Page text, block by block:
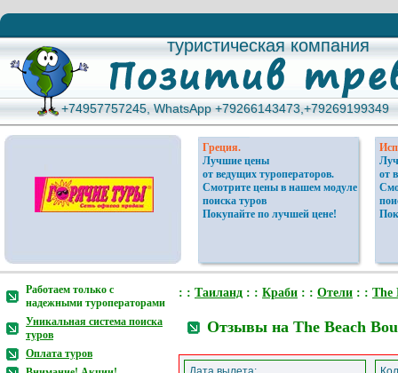
туристическая компания
туристическая компания
+74957757245, WhatsApp +79266143473,+79269199349
+74957757245, WhatsApp +79266143473,+79269199349
Греция.
Лучшие цены
от ведущих туроператоров.
Смотрите цены в нашем модуле
поиска туров
Покупайте по лучшей цене!
от
Работаем только с
надежными туроператорами
Уникальная система поиска
туров
Оплата туров
: : Таиланд : : Краби : : Отели : : The
Отзывы на The Beach